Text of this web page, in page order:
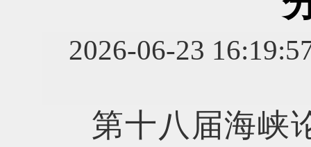
2026-06-23
第十八届海峡